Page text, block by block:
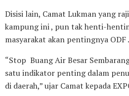
Disisi lain, Camat Lukman yang
kampung ini , pun tak henti-
masyarakat akan pentingnya ODF .
“Stop Buang Air Besar
satu indikator penting dalam
di daerah,” ujar Camat kepada